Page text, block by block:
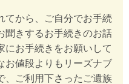
てから、ご自分でお手続
聞きするお手続きのお話
にお手続きをお願いして
お値段よりもリーズナブ
、ご利用下さったご遺族